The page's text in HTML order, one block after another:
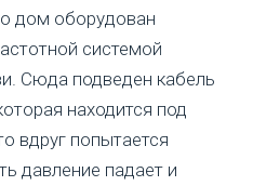
дом оборудован
системой
Сюда подведен кабель
находится под
вдруг попытается
давление падает и